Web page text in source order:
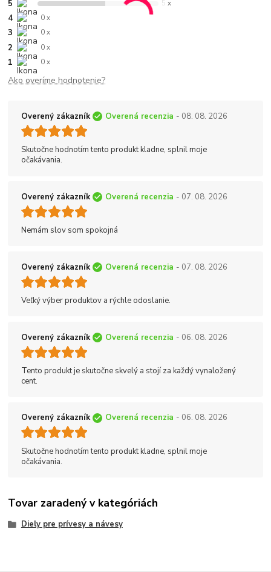
5 5 x
4 0 x
3 0 x
2 0 x
1 0 x
Ako overíme hodnotenie?
Overený zákazník Overená recenzia - 08. 08. 2026
Skutočne hodnotím tento produkt kladne, splnil moje
očakávania.
Overený zákazník Overená recenzia - 07. 08. 2026
Nemám slov som spokojná
Overený zákazník Overená recenzia - 07. 08. 2026
Veľký výber produktov a rýchle odoslanie.
Overený zákazník Overená recenzia - 06. 08. 2026
Tento produkt je skutočne skvelý a stojí za každý vynaložený
cent.
Overený zákazník Overená recenzia - 06. 08. 2026
Skutočne hodnotím tento produkt kladne, splnil moje
očakávania.
Tovar zaradený v kategóriách
Diely pre prívesy a návesy